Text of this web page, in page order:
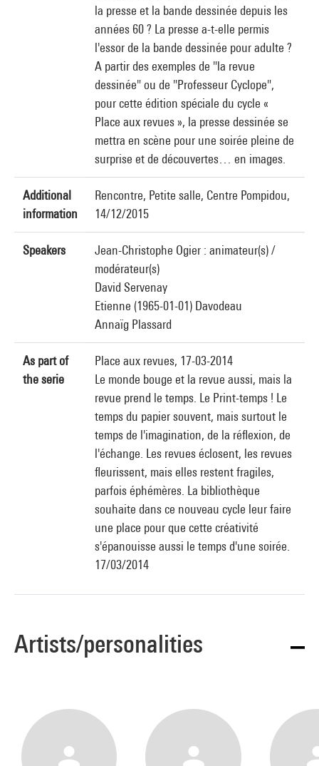
la presse et la bande dessinée depuis les
années 60 ? La presse a-t-elle permis
l'essor de la bande dessinée pour adulte ?
A partir des exemples de "la revue
dessinée" ou de "Professeur Cyclope",
pour cette édition spéciale du cycle «
Place aux revues », la presse dessinée se
mettra en scène pour une soirée pleine de
surprise et de découvertes… en images.
Additional
information
Rencontre, Petite salle, Centre Pompidou,
14/12/2015
Speakers
Jean-Christophe Ogier : animateur(s) /
modérateur(s)
David Servenay
Etienne (1965-01-01) Davodeau
Annaïg Plassard
As part of
the serie
Place aux revues, 17-03-2014
Le monde bouge et la revue aussi, mais la
revue prend le temps. Le Print-temps ! Le
temps du papier souvent, mais surtout le
temps de l'imagination, de la réflexion, de
l'échange. Les revues éclosent, les revues
fleurissent, mais elles restent fragiles,
parfois éphémères. La bibliothèque
souhaite dans ce nouveau cycle leur faire
une place pour que cette créativité
s'épanouisse aussi le temps d'une soirée.
17/03/2014
Artists/personalities